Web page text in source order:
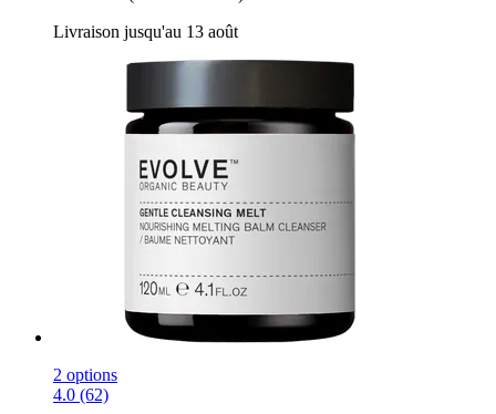
Livraison jusqu'au 13 août
2 options
4.0 (62)